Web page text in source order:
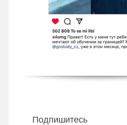
Подпишитесь